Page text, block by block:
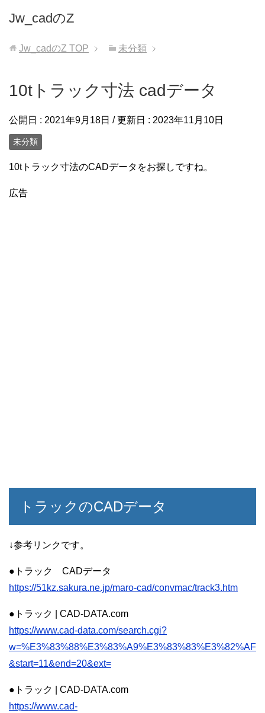
Jw_cadのZ
Jw_cadのZ TOP 未分類
10tトラック寸法 cadデータ
公開日 : 2021年9月18日 / 更新日 : 2023年11月10日
未分類
10tトラック寸法のCADデータをお探しですね。
広告
トラックのCADデータ
↓参考リンクです。
●トラック CADデータ
https://51kz.sakura.ne.jp/maro-cad/convmac/track3.htm
●トラック | CAD-DATA.com
https://www.cad-data.com/search.cgi?
w=%E3%83%88%E3%83%A9%E3%83%83%E3%82%AF
&start=11&end=20&ext=
●トラック | CAD-DATA.com
https://www.cad-